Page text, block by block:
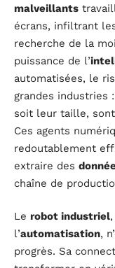
malveillants
écrans, infiltrant
recherche de la
puissance de l’
automatisées, le
grandes industries
soit leur taille,
Ces agents
redoutablement
extraire des
chaîne de
Le robot industriel
l’automatisation,
progrès. Sa